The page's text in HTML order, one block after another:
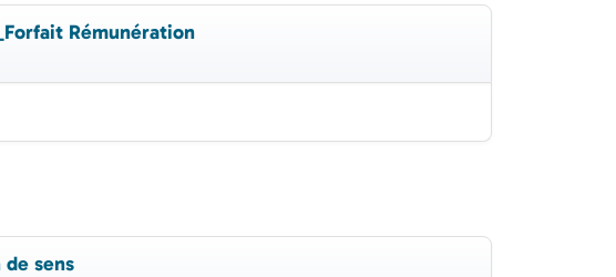
Rémunération
sens